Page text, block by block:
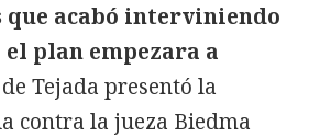
que acabó interviniendo
el plan empezara a
de Tejada presentó la
contra la jueza Biedma